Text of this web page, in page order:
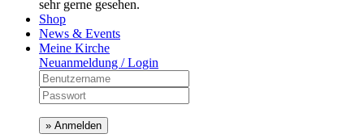
sehr gerne gesehen.
Shop
News & Events
Meine Kirche
Neuanmeldung / Login
» Anmelden